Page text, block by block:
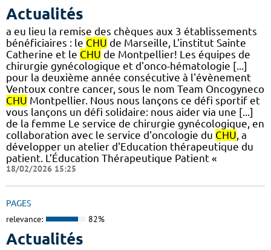
Actualités
a eu lieu la remise des chèques aux 3 établissements
bénéficiaires : le CHU de Marseille, L'institut Sainte
Catherine et le CHU de Montpellier! Les équipes de
chirurgie gynécologique et d'onco-hématologie [...]
pour la deuxième année consécutive à l'évènement
Ventoux contre cancer, sous le nom Team Oncogyneco
CHU Montpellier. Nous nous lançons ce défi sportif et
vous lançons un défi solidaire: nous aider via une [...]
de la femme Le service de chirurgie gynécologique, en
collaboration avec le service d'oncologie du CHU , a
développer un atelier d'Education thérapeutique du
patient. L’Éducation Thérapeutique Patient «
18/02/2026 15:25
PAGES
relevance: 82%
Actualités